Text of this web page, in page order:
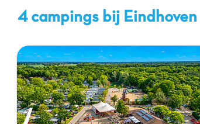
4 campings bij Eindhoven